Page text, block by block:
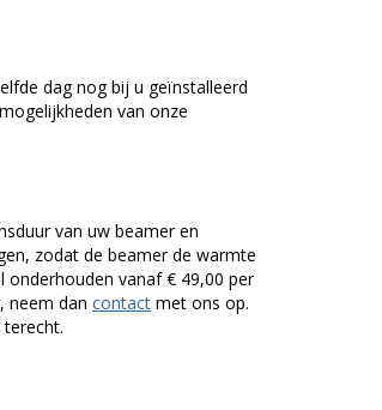
dag nog bij u geïnstalleerd
van onze
van uw beamer en
zodat de beamer de warmte
onderhouden vanaf € 49,00 per
neem dan contact met ons op.